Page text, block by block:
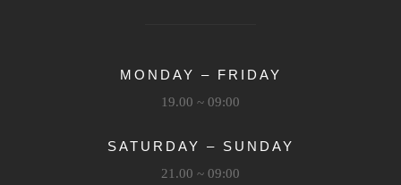
MONDAY – FRIDAY
09:00 ~ 19.00
SATURDAY – SUNDAY
09:00 ~ 21.00